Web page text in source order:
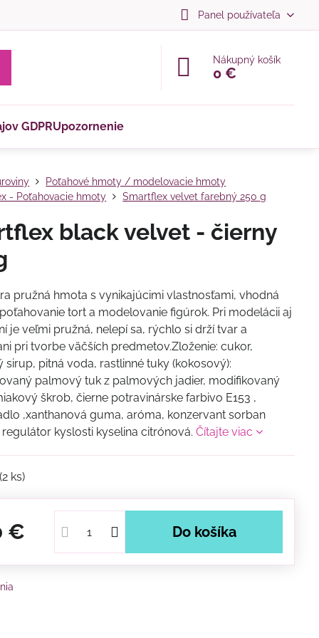
Panel používateľa
Nákupný košík
0 €
GDPRUpozornenie
Poťahové hmoty / modelovacie hmoty
- Poťahovacie hmoty
Smartflex velvet farebný 250 g
black velvet - čierny
pružná hmota s vynikajúcimi vlastnosťami, vhodná
tort a modelovanie figúrok. Pri modelácii aj
je veľmi pružná, nelepí sa, rýchlo si drží tvar a
pri tvorbe väčších predmetov.Zloženie: cukor,
sirup, pitná voda, rastlinné tuky (kokosový):
palmový tuk z palmových jadier, modifikovaný
škrob, čierne potravinárske farbivo E153 ,
,xanthanová guma, aróma, konzervant sorban
regulátor kyslosti kyselina citrónová.Čítajte viac
(2 ks)
€ Do košíka